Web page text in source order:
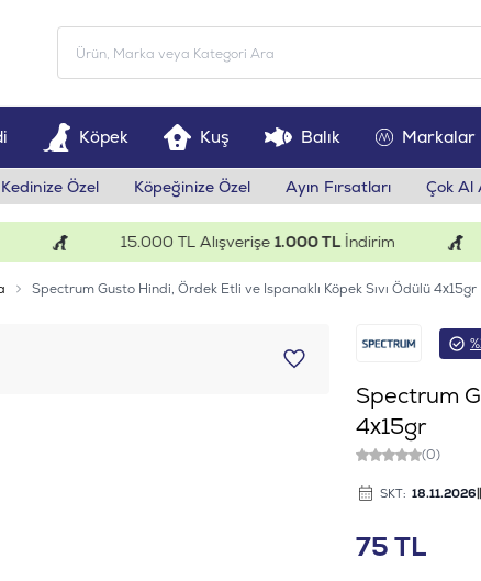
Köpek Kuş Balık Markalar
Kedinize Özel Köpeğinize Özel Ayın Fırsatları Çok Al
15.000 TL Alışverişe1.000 TLİndirim
Spectrum Gusto Hindi, Ördek Etli ve Ispanaklı Köpek Sıvı Ödülü 4x15gr
Spectrum
4x15gr
(0)
SKT: 18.11.2026
75TL